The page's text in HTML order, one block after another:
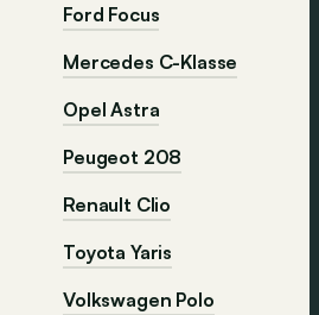
Ford Focus
Mercedes C-Klasse
Opel Astra
Peugeot 208
Renault Clio
Toyota Yaris
Volkswagen Polo